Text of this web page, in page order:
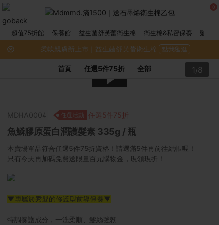
0
超值75折館 保養館 益生菌舒芙蕾衛生棉 衛生棉&私密保養 髮品館
柔軟親膚新上市｜益生菌舒芙蕾衛生棉 點我逛逛
首頁 任選5件75折 全部 1/8
MDHA0004 任選活動 任選5件75折
魚鱗膠原蛋白潤護髮素 335g / 瓶
本賣場單品符合任選5件75折資格！請選滿5件再前往結帳喔！
只有今天再加碼免費送限量百元購物金，現領現折！
▼專屬於秀髮的修護型前導保養▼
特調養護成分，一洗柔順、髮絲強韌